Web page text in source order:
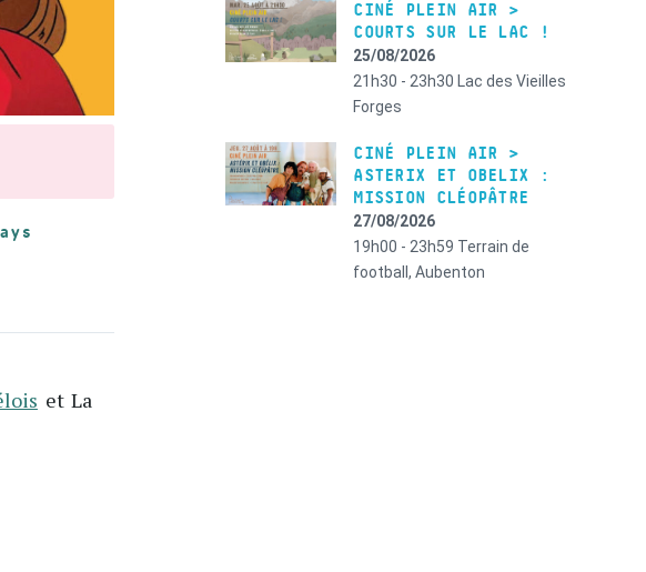
et La
CINÉ PLEIN AIR >
COURTS SUR LE LAC !
25/08/2026
21h30 - 23h30 Lac des Vieilles
Forges
CINÉ PLEIN AIR >
ASTERIX ET OBELIX :
MISSION CLÉOPÂTRE
27/08/2026
19h00 - 23h59 Terrain de
football, Aubenton